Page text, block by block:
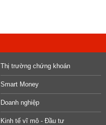
Thị trường chứng khoán
Smart Money
Doanh nghiệp
Kinh tế vĩ mô - Đầu tư